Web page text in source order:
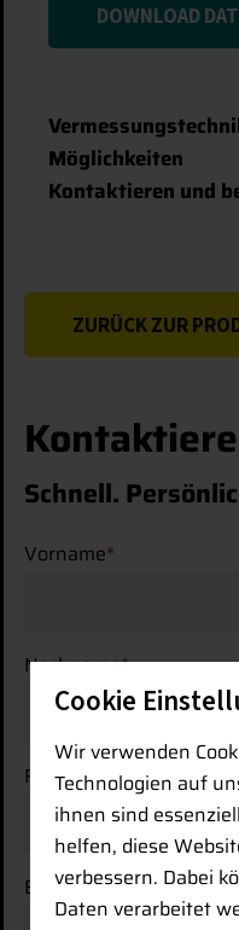
DOWNLOAD
Möglichkeiten
Kontaktieren und
ZURÜCK ZUR
Schnell.
Vorname*
Nachname*
Firma
E-Mail-Adresse *
Cookie
Wir verwenden
Technologien auf
ihnen sind
helfen, diese
verbessern. Dabei
Daten verarbeitet